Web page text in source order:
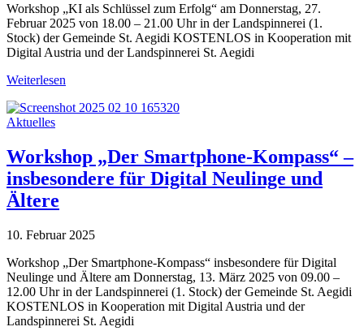
Workshop „KI als Schlüssel zum Erfolg“ am Donnerstag, 27.
Februar 2025 von 18.00 – 21.00 Uhr in der Landspinnerei (1.
Stock) der Gemeinde St. Aegidi KOSTENLOS in Kooperation mit
Digital Austria und der Landspinnerei St. Aegidi
Weiterlesen
Aktuelles
Workshop „Der Smartphone-Kompass“ –
insbesondere für Digital Neulinge und
Ältere
10. Februar 2025
Workshop „Der Smartphone-Kompass“ insbesondere für Digital
Neulinge und Ältere am Donnerstag, 13. März 2025 von 09.00 –
12.00 Uhr in der Landspinnerei (1. Stock) der Gemeinde St. Aegidi
KOSTENLOS in Kooperation mit Digital Austria und der
Landspinnerei St. Aegidi